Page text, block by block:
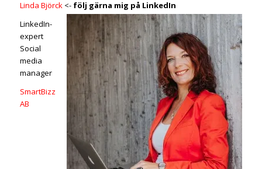
Linda Björck <- följ gärna mig på LinkedIn
LinkedIn-
expert
Social
media
manager
SmartBizz
AB